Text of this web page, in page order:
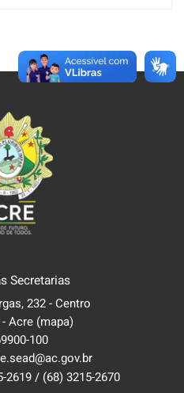
Secretarias
232 - Centro
Acre (mapa)
100
2619/ (68) 3215-2670